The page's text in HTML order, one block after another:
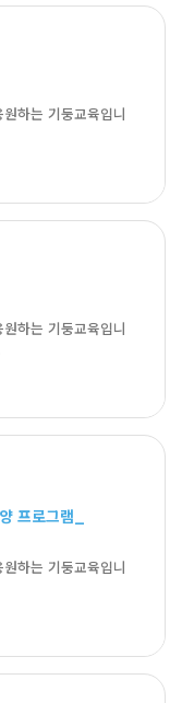
하는 기둥교육입니
하는 기둥교육입니
프로그램_
하는 기둥교육입니